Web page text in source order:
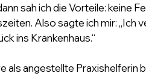
sah ich die Vorteile: keine
Also sagte ich mir: „Ich
ins Krankenhaus.“
als angestellte Praxishelferin